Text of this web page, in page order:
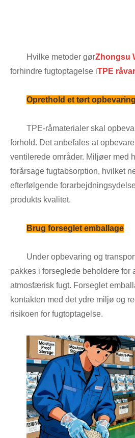
Hvilke metoder gørZhongsu
forhindre fugtoptagelse iTPE
Oprethold et tørt
TPE-råmaterialer skal
forhold. Det anbefales at
ventilerede områder. Miljøer med
forårsage fugtabsorption, hvilket
efterfølgende
produkts kvalitet.
Brug forseglet emballage
Under opbevaring og
pakkes i forseglede beholdere for
atmosfærisk fugt. Forseglet
kontakten med det ydre miljø og
risikoen for fugtoptagelse.